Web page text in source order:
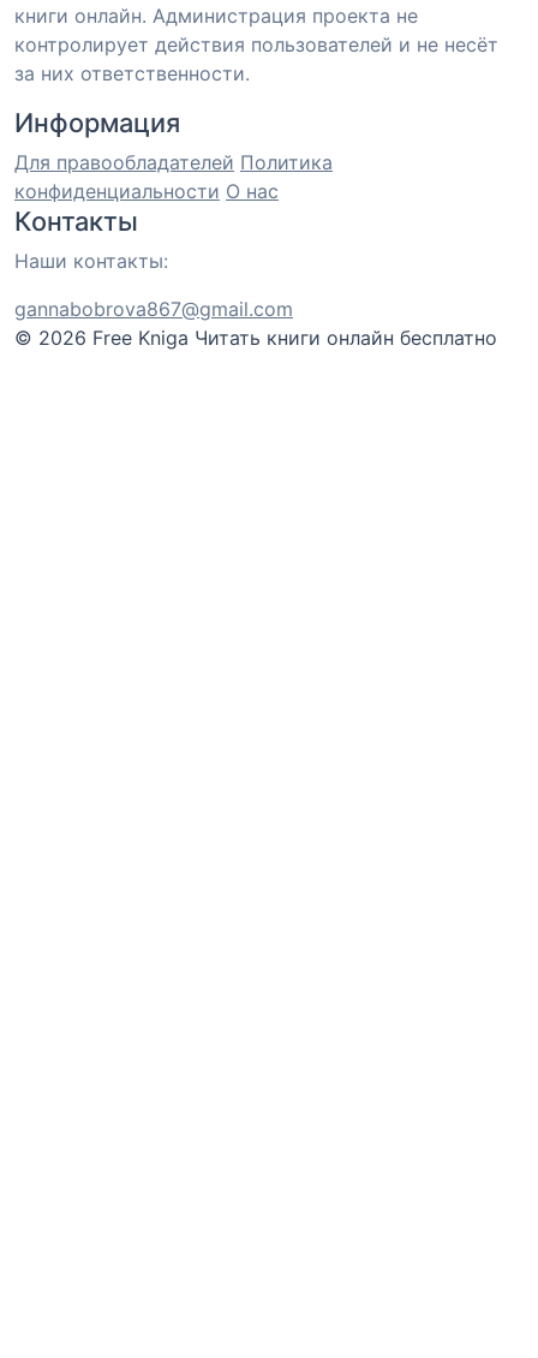
книги онлайн. Администрация проекта не
контролирует действия пользователей и не несёт
за них ответственности.
Информация
Для правообладателей Политика
конфиденциальности О нас
Контакты
Наши контакты:
gannabobrova867@gmail.com
© 2026 Free Kniga Читать книги онлайн бесплатно